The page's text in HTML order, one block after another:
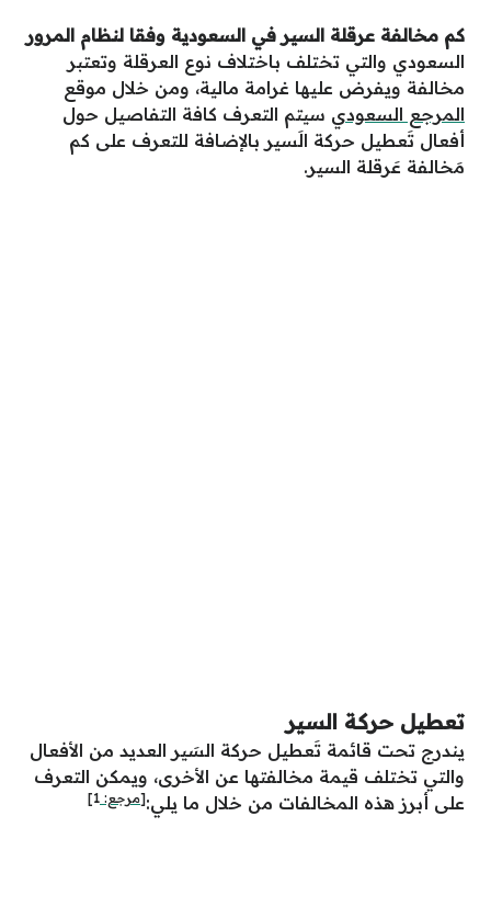
كم مخالفة عرقلة السير في السعودية وفقا لنظام المرور
السعودي والتي تختلف باختلاف نوع العرقلة وتعتبر
مخالفة ويفرض عليها غرامة مالية، ومن خلال موقع
المرجع السعودي سيتم التعرف كافة التفاصيل حول
أفعال تَعطيل حركة الَسير بالإضافة للتعرف على كم
مَخالفة عَرقلة السير.
تعطيل حركة السير
يندرج تحت قائمة تَعطيل حركة السَير العديد من الأفعال
والتي تختلف قيمة مخالفتها عن الأخرى، ويمكن التعرف
على أبرز هذه المخالفات من خلال ما يلي:[مرجع: 1
]